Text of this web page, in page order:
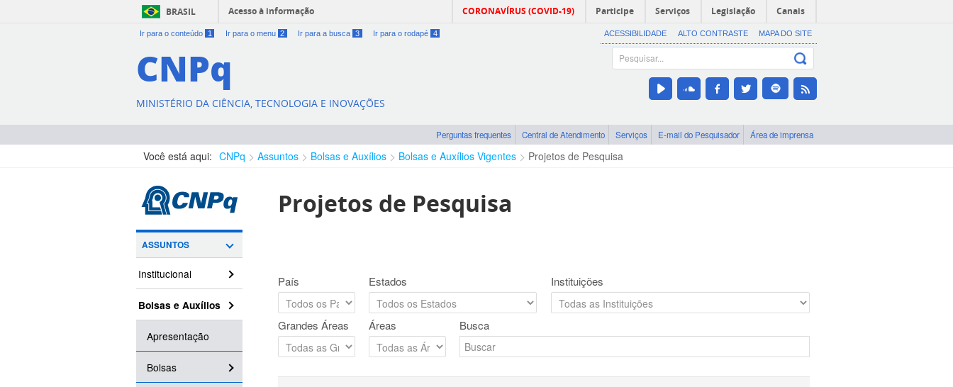
BRASIL Acesso à informação CORONAVÍRUS (COVID-19) Participe Serviços Legislação Canais
Ir para o conteúdo 1 Ir para o menu 2 Ir para a busca 3 Ir para o rodapé 4 ACESSIBILIDADE ALTO CONTRASTE MAPA DO SITE
CNPq
MINISTÉRIO DA CIÊNCIA, TECNOLOGIA E INOVAÇÕES
Perguntas frequentes Central de Atendimento Serviços E-mail do Pesquisador Área de imprensa
Você está aqui: CNPq Assuntos Bolsas e Auxílios Bolsas e Auxílios Vigentes Projetos de Pesquisa
ASSUNTOS
Institucional
Bolsas e Auxílios
Apresentação
Bolsas
Projetos de Pesquisa
País Estados Instituições
Grandes Áreas Áreas Busca